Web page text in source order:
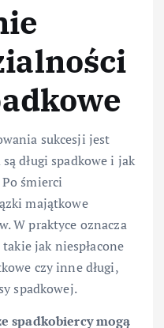
sukcesji jest
długi spadkowe i jak
śmierci
majątkowe
W praktyce oznacza
jak niespłacone
czy inne długi,
spadkowej.
spadkobiercy mogą